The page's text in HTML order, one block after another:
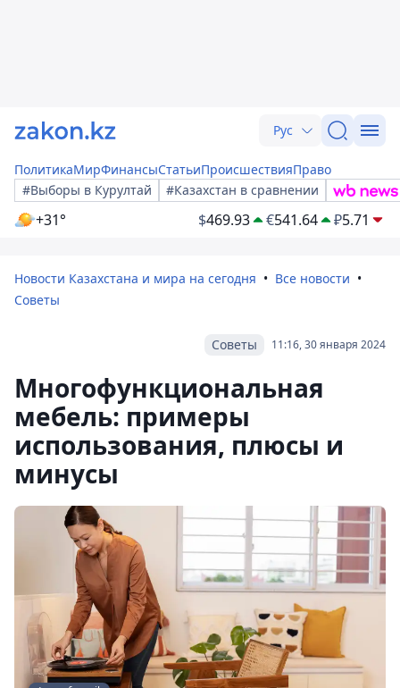
Рус
ПолитикаМирФинансыСтатьиПроисшествияПраво
#Выборы в Курултай
#Казахстан в сравнении
+31° $469.93 €541.64 ₽5.71
Новости Казахстана и мира на сегодня
Все новости
Советы
11:16, 30 января 2024
Советы
Многофункциональная
мебель: примеры
использования, плюсы и
минусы